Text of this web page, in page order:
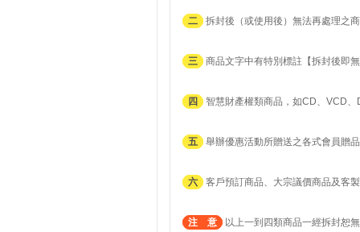
二 拆封後（或使用後）無法再處理之
三 商品文字中有特別標註【拆封後即
四 智慧財產權類商品，如CD、VCD
五 舉辦優惠活動所贈送之各式會員贈品
六 客戶預訂商品、大宗議價商品及客
注 意 以上一到四類商品一經拆封恕